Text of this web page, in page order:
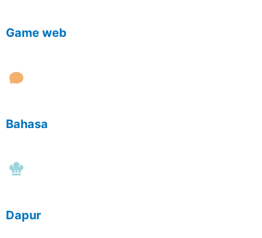
Game web
Bahasa
Dapur